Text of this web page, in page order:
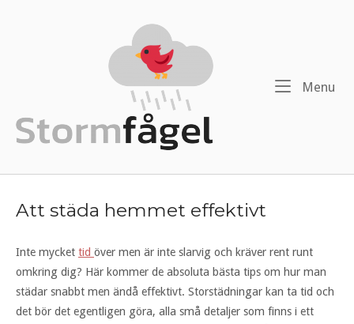
Menu
Att städa hemmet effektivt
Inte mycket tid över men är inte slarvig och kräver rent runt
omkring dig? Här kommer de absoluta bästa tips om hur man
städar snabbt men ändå effektivt. Storstädningar kan ta tid och
det bör det egentligen göra, alla små detaljer som finns i ett